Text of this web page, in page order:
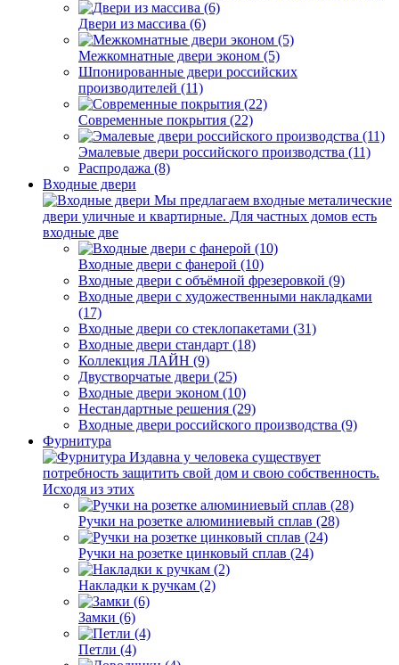
Двери из массива (6)
Межкомнатные двери эконом (5)
Шпонированные двери российских
производителей (11)
Современные покрытия (22)
Эмалевые двери российского производства (11)
Распродажа (8)
Входные двери
Мы предлагаем входные металические
двери уличные и квартирные. Для частных домов есть
входные две
Входные двери с фанерой (10)
Входные двери с объёмной фрезеровкой (9)
Входные двери с художественными накладками
(17)
Входные двери со стеклопакетами (31)
Входные двери стандарт (18)
Коллекция ЛАЙН (9)
Двустворчатые двери (25)
Входные двери эконом (10)
Нестандартные решения (29)
Входные двери российского производства (9)
Фурнитура
Издавна у человека существует
потребность защитить свой дом и свою собственность.
Исходя из этих
Ручки на розетке алюминиевый сплав (28)
Ручки на розетке цинковый сплав (24)
Накладки к ручкам (2)
Замки (6)
Петли (4)